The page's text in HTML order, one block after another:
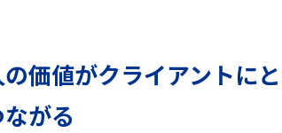
価値がクライアントに
がる